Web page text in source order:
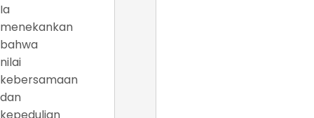
Ia
menekankan
bahwa
nilai
kebersamaan
dan
kepedulian